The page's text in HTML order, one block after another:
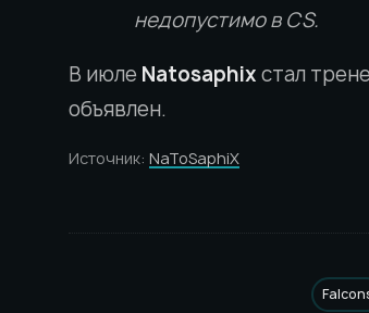
недопустимо в CS.
В июле Natosaphix стал
объявлен.
Источник: NaToSaphiX